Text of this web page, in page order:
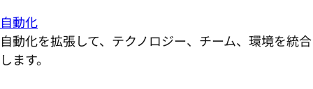
自動化
自動化を拡張して、テクノロジー、チーム、環境を統合
します。